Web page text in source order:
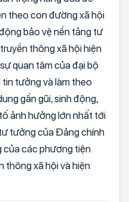
theo con đường xã hội
bảo vệ nền tảng tư
thông xã hội hiện
quan tâm của đại bộ
tin tưởng và làm theo
gần gũi, sinh động,
ảnh hưởng lớn nhất tới
tưởng của Đảng chính
của các phương tiện
thông xã hội và hiện